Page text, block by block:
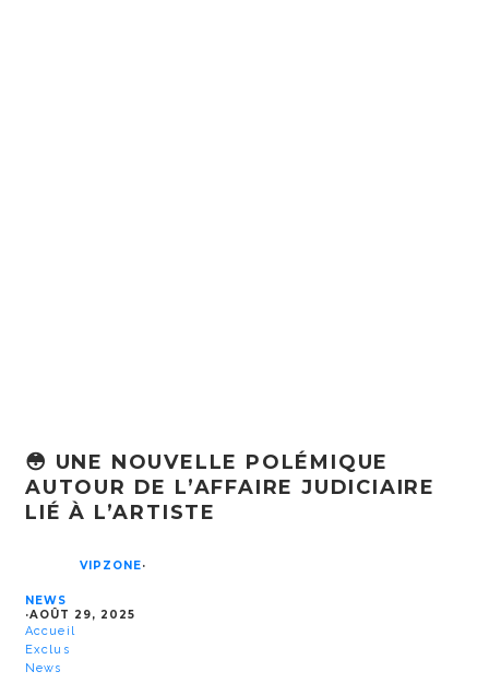
😳 UNE NOUVELLE POLÉMIQUE
AUTOUR DE L’AFFAIRE JUDICIAIRE
LIÉ À L’ARTISTE
VIPZONE·
NEWS
·AOÛT 29, 2025
Accueil
Exclus
News